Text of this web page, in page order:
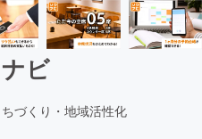
ビ
ちづくり・地域活性化